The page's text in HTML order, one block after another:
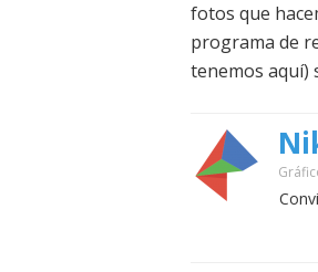
fotos que
programa de
tenemos aquí)